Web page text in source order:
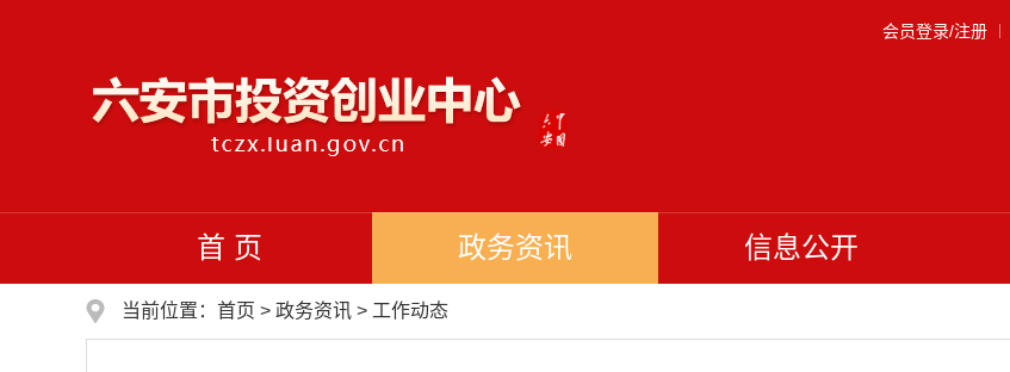
会员登录/注册
首 页 政务资讯 信息公开
当前位置： 首页 > 政务资讯 > 工作动态